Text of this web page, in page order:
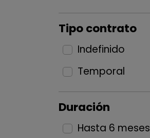
Tipo contrato
Indefinido
Temporal
Duración
Hasta 6 meses